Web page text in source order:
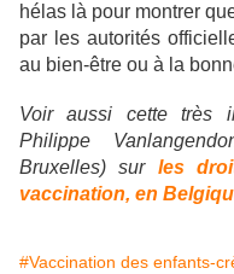
hélas là pour montrer
par les autorités
au bien-être ou à la
Voir aussi cette très
Philippe
Bruxelles) sur les
vaccination, en
#Vaccination des enfants-